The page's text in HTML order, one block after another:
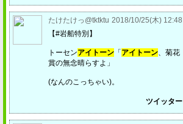
たけたけっ@tktktu 2018/10/25(木) 12:48
【#岩船特別】
トーセンアイトーン 「 アイトーン、菊花
賞の無念晴らすよ」
(なんのこっちゃい)。
ツイッター